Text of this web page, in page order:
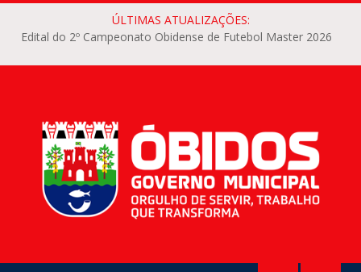
ÚLTIMAS ATUALIZAÇÕES:
Edital do 2º Campeonato Obidense de Futebol Master 2026